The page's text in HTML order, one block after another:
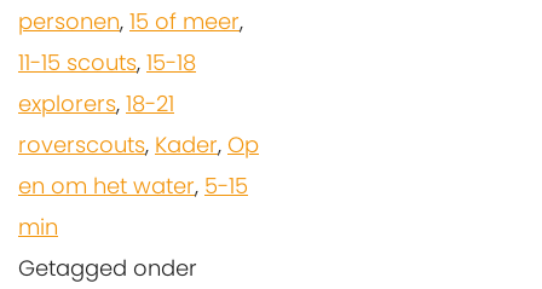
personen, 15 of meer,
11-15 scouts, 15-18
explorers, 18-21
roverscouts, Kader, Op
en om het water, 5-15
min
Getagged onder